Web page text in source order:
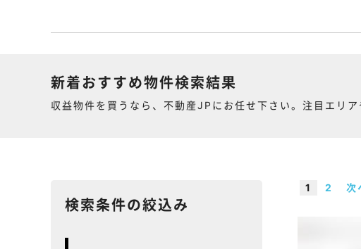
新着おすすめ物件検索結果
収益物件を買うなら、不動産JPにお任せ下さい。注目エリ
検索条件の絞込み
1 2 次